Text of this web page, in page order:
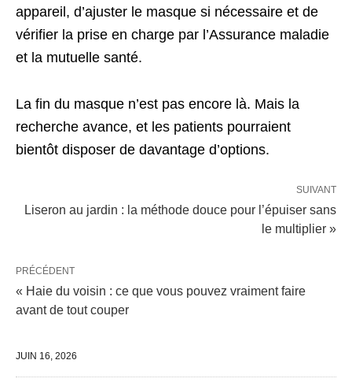
appareil, d’ajuster le masque si nécessaire et de
vérifier la prise en charge par l’Assurance maladie
et la mutuelle santé.
La fin du masque n’est pas encore là. Mais la
recherche avance, et les patients pourraient
bientôt disposer de davantage d’options.
SUIVANT
Liseron au jardin : la méthode douce pour l’épuiser sans
le multiplier »
PRÉCÉDENT
« Haie du voisin : ce que vous pouvez vraiment faire
avant de tout couper
JUIN 16, 2026